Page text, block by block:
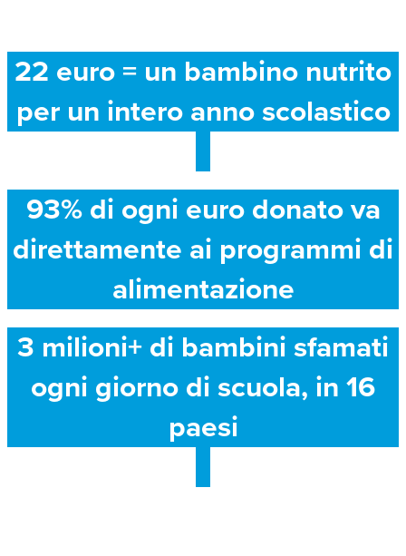
22 euro = un bambino nutrito
per un intero anno scolastico
93% di ogni euro donato va
direttamente ai programmi di
alimentazione
3 milioni+ di bambini sfamati
ogni giorno di scuola, in 16
paesi